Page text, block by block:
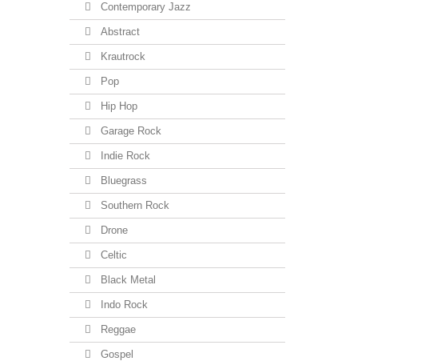
Contemporary Jazz
Abstract
Krautrock
Pop
Hip Hop
Garage Rock
Indie Rock
Bluegrass
Southern Rock
Drone
Celtic
Black Metal
Indo Rock
Reggae
Gospel